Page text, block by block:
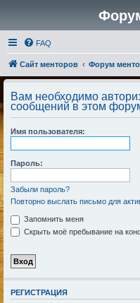
FAQ
Сайт менторов Форум
Вам необходимо
сообщений в этом
Имя пользователя:
Пароль:
Забыли пароль?
Повторно выслать письмо для
Запомнить меня
Скрыть моё пребывание на
РЕГИСТРАЦИЯ